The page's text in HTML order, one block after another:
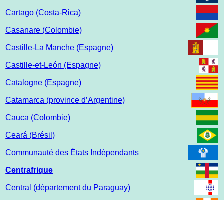
Cartago (Costa-Rica)
Casanare (Colombie)
Castille-La Manche (Espagne)
Castille-et-León (Espagne)
Catalogne (Espagne)
Catamarca (province d’Argentine)
Cauca (Colombie)
Ceará (Brésil)
Communauté des États Indépendants
Centrafrique
Central (département du Paraguay)